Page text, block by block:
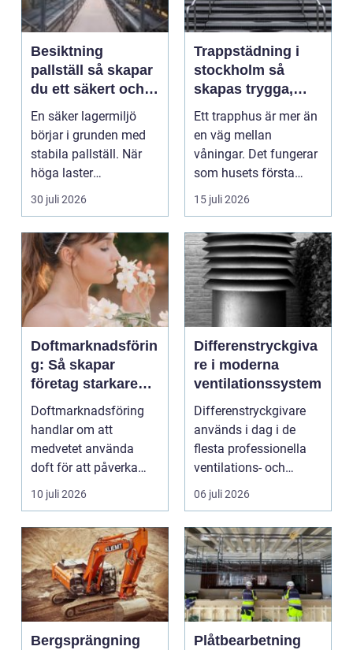
Besiktning
pallställ så skapar
du ett säkert och
effektivt lager
En säker lagermiljö
börjar i grunden med
stabila pallställ. När
höga laster
kombineras med
trucktraf...
30 juli 2026
Trappstädning i
stockholm så
skapas trygga,
rena och hållbara
trapphus
Ett trapphus är mer än
en väg mellan
våningar. Det fungerar
som husets första
intryck, mötesplats
oc...
15 juli 2026
Doftmarknadsförin
g: Så skapar
företag starkare
kundupplevelser
Doftmarknadsföring
handlar om att
medvetet använda
doft för att påverka
kä...
10 juli 2026
Differenstryckgiva
re i moderna
ventilationssystem
Differenstryckgivare
används i dag i de
flesta professionella
ventilations- och
klimatanlä...
06 juli 2026
Bergsprängning
Plåtbearbetning